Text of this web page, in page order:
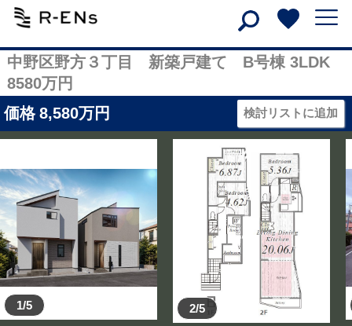
中野区野方３丁目 新築戸建て B号棟 3LDK
8580万円
価格 8,580万円 検討リストに追加
1/5 2/5